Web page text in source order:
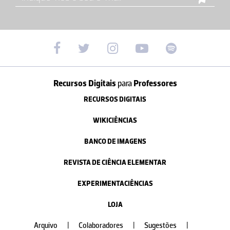
Recursos Digitais paraProfessores
RECURSOS DIGITAIS
WIKICIÊNCIAS
BANCO DE IMAGENS
REVISTA DE CIÊNCIA ELEMENTAR
EXPERIMENTACIÊNCIAS
LOJA
Arquivo Colaboradores Sugestões